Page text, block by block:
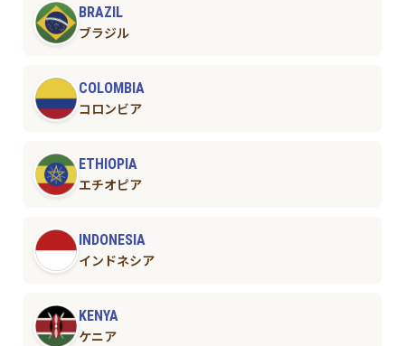
BRAZIL
ブラジル
COLOMBIA
コロンビア
ETHIOPIA
エチオピア
INDONESIA
インドネシア
KENYA
ケニア